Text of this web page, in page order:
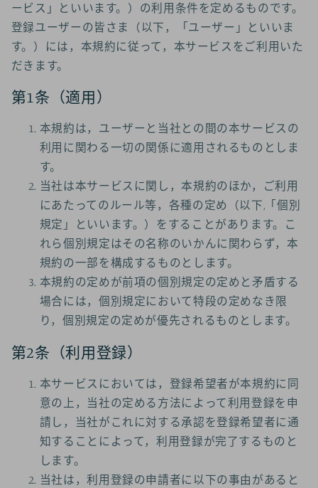
ービス」といいます。）の利用条件を定めるものです。
登録ユーザーの皆さま（以下，「ユーザー」といいま
す。）には，本規約に従って，本サービスをご利用いた
だきます。
第1条（適用）
本規約は，ユーザーと当社との間の本サービスの
利用に関わる一切の関係に適用されるものとしま
す。
当社は本サービスに関し，本規約のほか，ご利用
にあたってのルール等，各種の定め（以下,「個別
規定」といいます。）をすることがあります。こ
れら個別規定はその名称のいかんに関わらず，本
規約の一部を構成するものとします。
本規約の定めが前項の個別規定の定めと矛盾する
場合には，個別規定において特段の定めなき限
り，個別規定の定めが優先されるものとします。
第2条（利用登録）
本サービスにおいては，登録希望者が本規約に同
意の上，当社の定める方法によって利用登録を申
請し，当社がこれに対する承認を登録希望者に通
知することによって，利用登録が完了するものと
します。
当社は，利用登録の申請者に以下の事由があると